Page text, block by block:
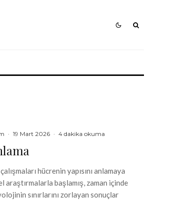
· 19 Mart 2026 · 4 dakika okuma
hücrenin yapısını anlamaya
araştırmalarla başlamış, zaman içinde
sınırlarını zorlayan sonuçlar